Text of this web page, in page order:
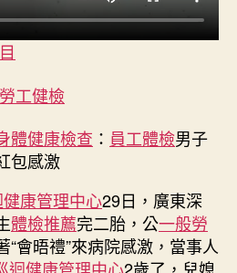
工健檢
體健康檢查 ： 員工體檢男子
包感激
康管理中心29日，廣東深
體檢推薦完二胎，公一般勞
“會晤禮”來病院感激，當事人